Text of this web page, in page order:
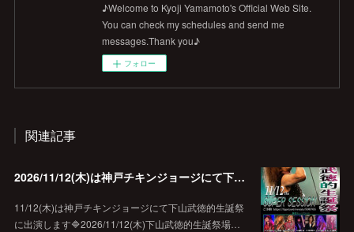
♪Welcome to Kyoji Yamamoto's Official Web Site.
You can check my schedules and send me
messages.Thank you♪
フォロー
関連記事
2026/11/12(木)は神戸チキンジョージにて下山武徳的生誕祭に出演します♪
11/12(木)は神戸チキンジョージにて下山武徳的生誕祭
に出演します🔷2026/11/12(木)下山武徳的生誕祭場…